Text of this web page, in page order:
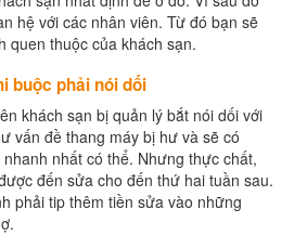
hệ với các nhân viên. Từ đó bạn sẽ
quen thuộc của khách sạn.
buộc phải nói dối
khách sạn bị quản lý bắt nói dối với
vấn đề thang máy bị hư và sẽ có
nhất có thể. Nhưng thực chất,
đến sửa cho đến thứ hai tuần sau.
phải tip thêm tiền sửa vào những